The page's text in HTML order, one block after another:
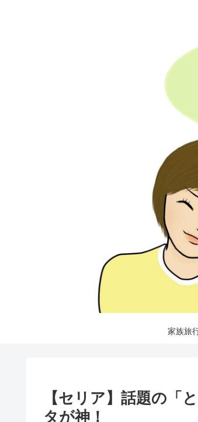
家族旅
【セリア】話題の「
タが神！